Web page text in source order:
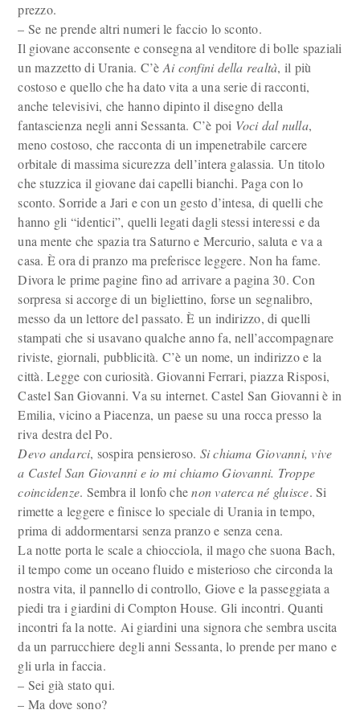
prezzo.
– Se ne prende altri numeri le faccio lo sconto.
Il giovane acconsente e consegna al venditore di bolle spaziali
un mazzetto di Urania. C’è Ai confini della realtà, il più
costoso e quello che ha dato vita a una serie di racconti,
anche televisivi, che hanno dipinto il disegno della
fantascienza negli anni Sessanta. C’è poi Voci dal nulla,
meno costoso, che racconta di un impenetrabile carcere
orbitale di massima sicurezza dell’intera galassia. Un titolo
che stuzzica il giovane dai capelli bianchi. Paga con lo
sconto. Sorride a Jari e con un gesto d’intesa, di quelli che
hanno gli “identici”, quelli legati dagli stessi interessi e da
una mente che spazia tra Saturno e Mercurio, saluta e va a
casa. È ora di pranzo ma preferisce leggere. Non ha fame.
Divora le prime pagine fino ad arrivare a pagina 30. Con
sorpresa si accorge di un bigliettino, forse un segnalibro,
messo da un lettore del passato. È un indirizzo, di quelli
stampati che si usavano qualche anno fa, nell’accompagnare
riviste, giornali, pubblicità. C’è un nome, un indirizzo e la
città. Legge con curiosità. Giovanni Ferrari, piazza Risposi,
Castel San Giovanni. Va su internet. Castel San Giovanni è in
Emilia, vicino a Piacenza, un paese su una rocca presso la
riva destra del Po.
Devo andarci, sospira pensieroso. Si chiama Giovanni, vive
a Castel San Giovanni e io mi chiamo Giovanni. Troppe
coincidenze. Sembra il lonfo chenon vaterca né gluisce. Si
rimette a leggere e finisce lo speciale di Urania in tempo,
prima di addormentarsi senza pranzo e senza cena.
La notte porta le scale a chiocciola, il mago che suona Bach,
il tempo come un oceano fluido e misterioso che circonda la
nostra vita, il pannello di controllo, Giove e la passeggiata a
piedi tra i giardini di Compton House. Gli incontri. Quanti
incontri fa la notte. Ai giardini una signora che sembra uscita
da un parrucchiere degli anni Sessanta, lo prende per mano e
gli urla in faccia.
– Sei già stato qui.
– Ma dove sono?